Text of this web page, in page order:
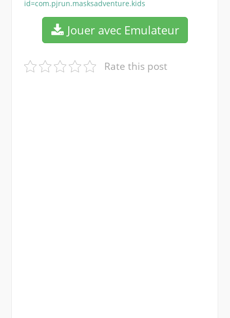
id=com.pjrun.masksadventure.kids
Jouer avec Emulateur
Rate this post